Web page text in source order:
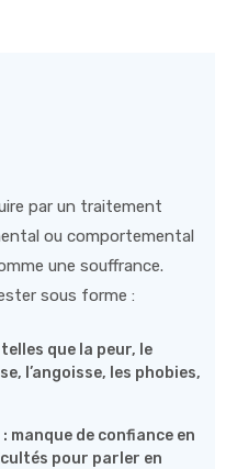
par un traitement
ou comportemental
une souffrance.
sous forme :
que la peur, le
l’angoisse, les phobies,
manque de confiance en
pour parler en